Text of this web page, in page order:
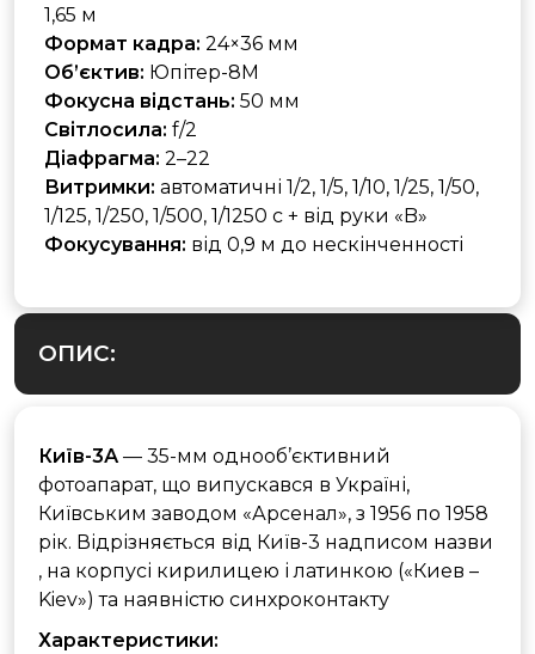
1,65 м
Формат кадра: 24×36 мм
Об’єктив: Юпітер-8М
Фокусна відстань: 50 мм
Світлосила: f/2
Діафрагма: 2–22
Витримки: автоматичні 1/2, 1/5, 1/10, 1/25, 1/50,
1/125, 1/250, 1/500, 1/1250 с + від руки «B»
Фокусування: від 0,9 м до нескінченності
ОПИС:
Київ-3А— 35-мм однооб’єктивний
фотоапарат, що випускався в Україні,
Київським заводом «Арсенал», з 1956 по 1958
рік. Відрізняється від Київ-3 надписом назви
, на корпусі кирилицею і латинкою («Киев –
Kiev») та наявністю синхроконтакту
Характеристики: